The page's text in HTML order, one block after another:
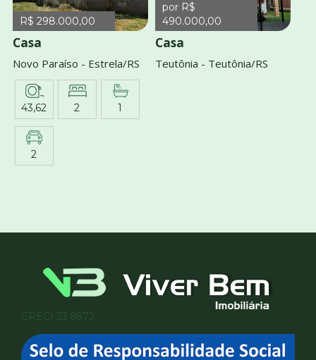
R$ 298.000,00
Casa
Novo Paraíso - Estrela/RS
43,62 2 1
2
por R$
490.000,00
Casa
Teutônia - Teutônia/RS
CRECI 23.687J